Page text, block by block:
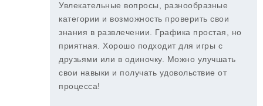
Увлекательные вопросы, разнообразные
категории и возможность проверить свои
знания в развлечении. Графика простая, но
приятная. Хорошо подходит для игры с
друзьями или в одиночку. Можно улучшать
свои навыки и получать удовольствие от
процесса!